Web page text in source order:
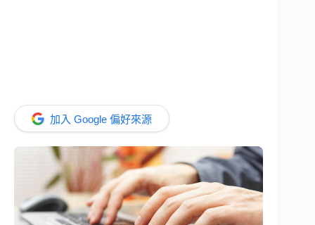
加入 Google 偏好來源